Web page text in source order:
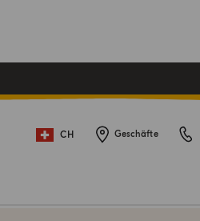
CH Geschäfte